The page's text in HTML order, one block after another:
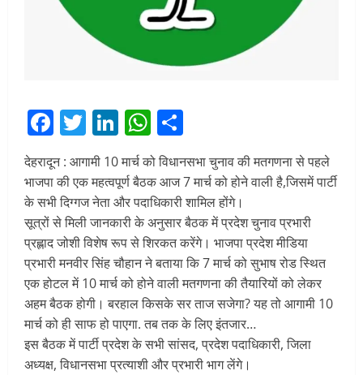
Facebook
Twitter
LinkedIn
WhatsApp
देहरादून : आगामी 10 मार्च को विधानसभा चुनाव की मतगणना से पहले
भाजपा की एक महत्वपूर्ण बैठक आज 7 मार्च को होने वाली है,जिसमें पार्टी
के सभी दिग्गज नेता और पदाधिकारी शामिल होंगे।
सूत्रों से मिली जानकारी के अनुसार बैठक में प्रदेश चुनाव प्रभारी‌
प्रह्लाद जोशी विशेष रूप से शिरकत करेंगे। भाजपा प्रदेश मीडिया
प्रभारी मनवीर सिंह चौहान ने बताया कि 7 मार्च को सुभाष रोड स्थित
एक होटल में 10 मार्च को होने वाली मतगणना की तैयारियों को लेकर
अहम बैठक होगी। बरहाल किसके सर ताज सजेगा? यह तो आगामी 10
मार्च को ही साफ हो पाएगा. तब तक के लिए इंतजार…
इस बैठक में पार्टी प्रदेश के सभी सांसद, प्रदेश पदाधिकारी, जिला
अध्यक्ष, विधानसभा प्रत्याशी और प्रभारी भाग लेंगे।